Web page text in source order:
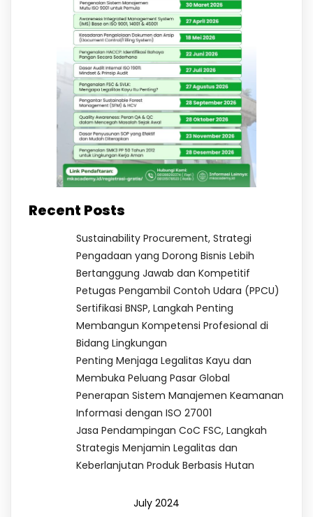
Recent Posts
Sustainability Procurement, Strategi
Pengadaan yang Dorong Bisnis Lebih
Bertanggung Jawab dan Kompetitif
Petugas Pengambil Contoh Udara (PPCU)
Sertifikasi BNSP, Langkah Penting
Membangun Kompetensi Profesional di
Bidang Lingkungan
Penting Menjaga Legalitas Kayu dan
Membuka Peluang Pasar Global
Penerapan Sistem Manajemen Keamanan
Informasi dengan ISO 27001
Jasa Pendampingan CoC FSC, Langkah
Strategis Menjamin Legalitas dan
Keberlanjutan Produk Berbasis Hutan
July 2024